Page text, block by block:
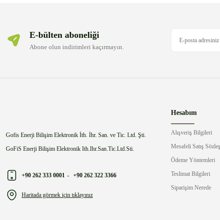
E-bülten aboneliği
Abone olun indirimleri kaçırmayın.
Gofis Enerji Bilişim Elektronik İth. İhr. San. ve Tic. Ltd. Şti.
GoFiS Enerji Bilişim Elektronik Ith.Ihr.San.Tic.Ltd.Sti.
+90 262 333 0001 - +90 262 322 3366
Haritada görmek için tıklayınız
Hesabım
Alışveriş Bilgileri
Mesafeli Satış
Ödeme Yöntemleri
Teslimat Bilgileri
Siparişim Nerede